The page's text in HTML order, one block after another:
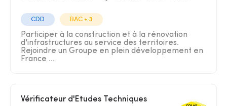
CDD BAC + 3
Participer à la construction et à la rénovation
d'infrastructures au service des territoires.
Rejoindre un Groupe en plein développement en
France ...
Vérificateur d'Etudes Techniques